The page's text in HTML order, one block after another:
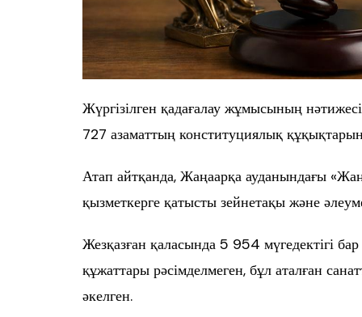
Жүргізілген қадағалау жұмысының
727 азаматтың конституциялық
Атап айтқанда, Жаңаарқа ауданындағы
қызметкерге қатысты зейнетақы және
Жезқазған қаласында 5 954 мүгедектігі
құжаттары рәсімделмеген, бұл аталған
әкелген.